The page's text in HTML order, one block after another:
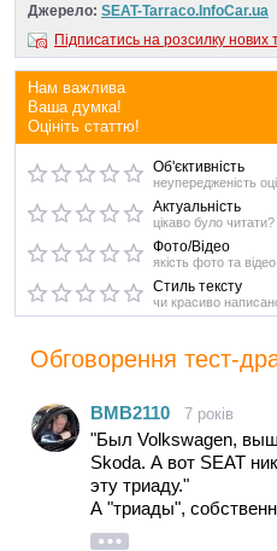
Підписатись на розсилку нових
Джерело: SEAT-Tarraco.InfoCar.ua
Нам важлива
Ваша думка!
Оцініть статтю!
Об'єктивність
неупередженість
Актуальність
цікаво було читати?
Фото/Відео
якість фото та відео
Стиль тексту
чи красиво
Обговорення тест-
BMB2110 7 років
"Был Volkswagen,
Skoda. А вот SEAT
эту триаду."
А "триады",
4 основных бренда